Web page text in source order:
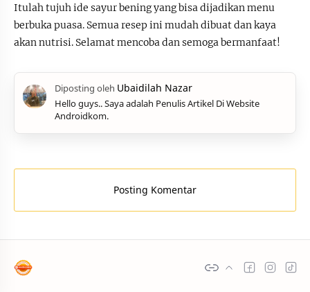
Itulah tujuh ide sayur bening yang bisa dijadikan menu
berbuka puasa. Semua resep ini mudah dibuat dan kaya
akan nutrisi. Selamat mencoba dan semoga bermanfaat!
Hello guys.. Saya adalah Penulis Artikel Di Website
Androidkom.
Posting Komentar